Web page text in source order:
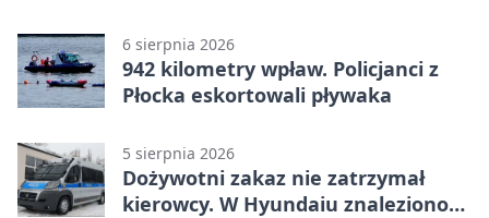
6 sierpnia 2026
942 kilometry wpław. Policjanci z
Płocka eskortowali pływaka
5 sierpnia 2026
Dożywotni zakaz nie zatrzymał
kierowcy. W Hyundaiu znaleziono